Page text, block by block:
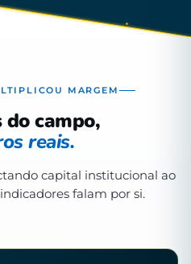
MARGEM
campo,
reais.
capital institucional ao
falam por si.